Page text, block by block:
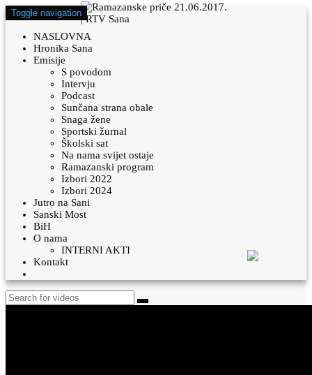
Toggle navigation
NASLOVNA
Hronika Sana
Emisije
S povodom
Intervju
Podcast
Sunčana strana obale
Snaga žene
Sportski žurnal
Školski sat
Na nama svijet ostaje
Ramazanski program
Izbori 2022
Izbori 2024
Jutro na Sani
Sanski Most
BiH
O nama
INTERNI AKTI
Kontakt